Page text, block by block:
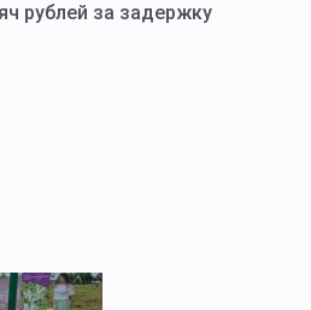
рублей за задержку